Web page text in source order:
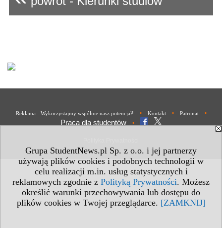
Grupa StudentNews.pl Sp. z o.o. i jej partnerzy
używają plików cookies i podobnych technologii w
celu realizacji m.in. usług statystycznych i
reklamowych zgodnie z Polityką Prywatności. Możesz
określić warunki przechowywania lub dostępu do
plików cookies w Twojej przeglądarce. [ZAMKNIJ]
Reklama - Wykorzystajmy wspólnie nasz potencjał! • Kontakt • Patronat •
Praca dla studentów •